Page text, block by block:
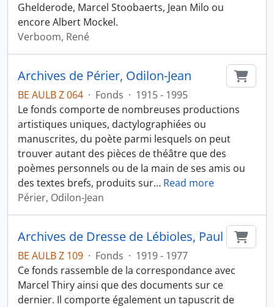
Ghelderode, Marcel Stoobaerts, Jean Milo ou
encore Albert Mockel.
Verboom, René
Archives de Périer, Odilon-Jean
BE AULB Z 064 · Fonds · 1915 - 1995
Le fonds comporte de nombreuses productions
artistiques uniques, dactylographiées ou
manuscrites, du poète parmi lesquels on peut
trouver autant des pièces de théâtre que des
poèmes personnels ou de la main de ses amis ou
des textes brefs, produits sur… Read more
Périer, Odilon-Jean
Archives de Dresse de Lébioles, Paul
BE AULB Z 109 · Fonds · 1919 - 1977
Ce fonds rassemble de la correspondance avec
Marcel Thiry ainsi que des documents sur ce
dernier. Il comporte également un tapuscrit de